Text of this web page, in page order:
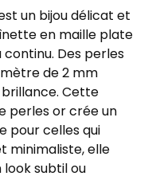
un bijou délicat et
en maille plate
Des perles
de 2 mm
Cette
perles or crée un
pour celles qui
minimaliste, elle
subtil ou